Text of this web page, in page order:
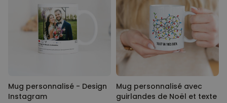
Mug personnalisé - Design
Instagram
Mug personnalisé avec
guirlandes de Noël et texte